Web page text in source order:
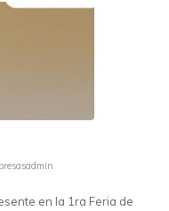
en la 1ra Feria de